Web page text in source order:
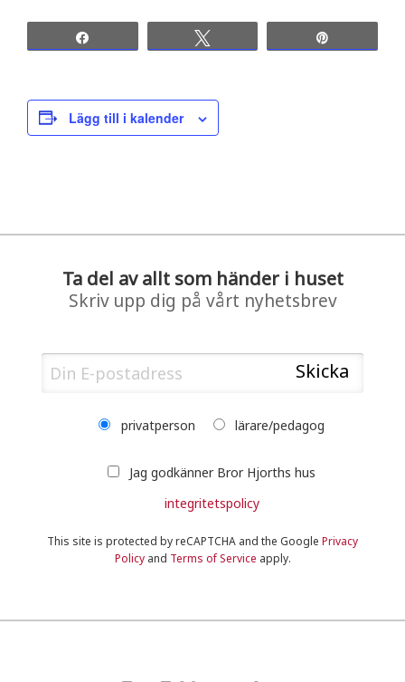
Lägg till i kalender
Ta del av allt som händer i huset
Skriv upp dig på vårt nyhetsbrev
privatperson lärare/pedagog
Jag godkänner Bror Hjorths hus
integritetspolicy
This site is protected by reCAPTCHA and the Google Privacy
Policyand Terms of Service apply.